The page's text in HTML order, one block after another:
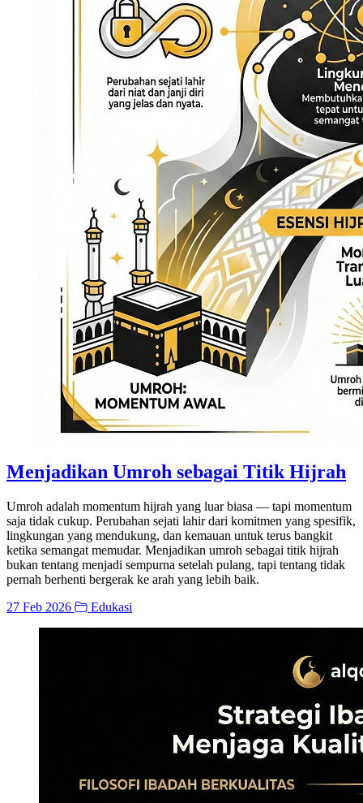
Menjadikan Umroh sebagai Titik Hijrah
Umroh adalah momentum hijrah yang luar biasa — tapi momentum
saja tidak cukup. Perubahan sejati lahir dari komitmen yang spesifik,
lingkungan yang mendukung, dan kemauan untuk terus bangkit
ketika semangat memudar. Menjadikan umroh sebagai titik hijrah
bukan tentang menjadi sempurna setelah pulang, tapi tentang tidak
pernah berhenti bergerak ke arah yang lebih baik.
27 Feb 2026
Edukasi